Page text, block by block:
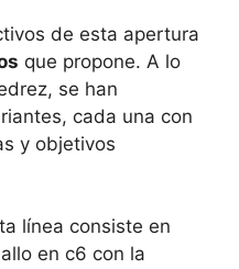
de esta apertura
que propone. A lo
se han
cada una con
y objetivos
línea consiste en
en c6 con la